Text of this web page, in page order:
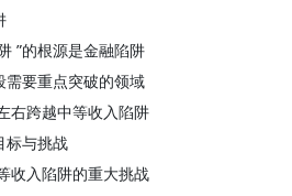
”的根源是金融陷阱
需要重点突破的领域
右跨越中等收入陷阱
标与挑战
收入陷阱的重大挑战